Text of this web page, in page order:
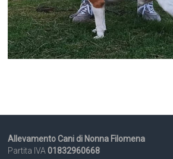
Allevamento Cani di Nonna Filomena
Partita IVA01832960668